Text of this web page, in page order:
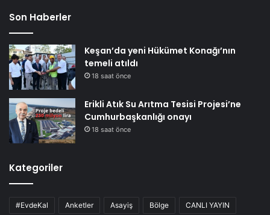
Son Haberler
Keşan’da yeni Hükümet Konağı’nın
temeli atıldı
18 saat önce
Erikli Atık Su Arıtma Tesisi Projesi’ne
Cumhurbaşkanlığı onayı
18 saat önce
Kategoriler
#EvdeKal Anketler Asayiş Bölge CANLI YAYIN